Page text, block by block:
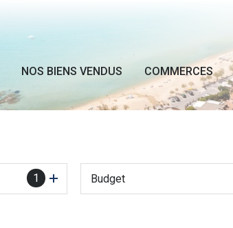
NOS BIENS VENDUS COMMERCES
1 Budget